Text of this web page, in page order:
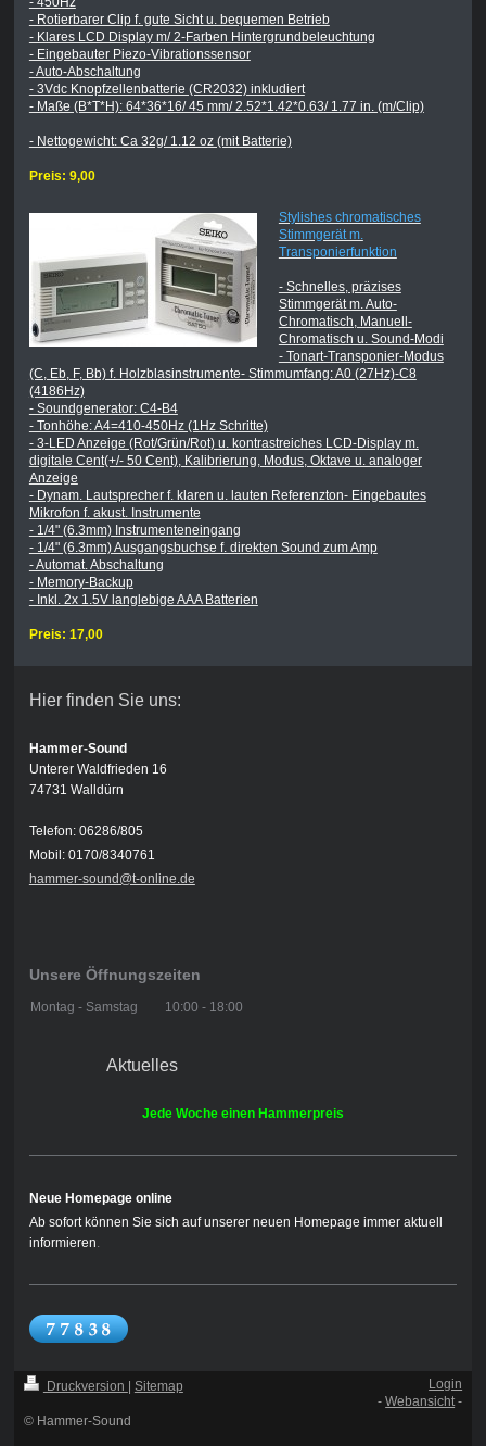
- Rotierbarer Clip f. gute Sicht u. bequemen Betrieb
- Klares LCD Display m/ 2-Farben Hintergrundbeleuchtung
- Eingebauter Piezo-Vibrationssensor
- Auto-Abschaltung
- 3Vdc Knopfzellenbatterie (CR2032) inkludiert
- Maße (B*T*H): 64*36*16/ 45 mm/ 2.52*1.42*0.63/ 1.77 in. (m/Clip)
- Nettogewicht: Ca 32g/ 1.12 oz (mit Batterie)
Preis: 9,00
Stylishes chromatisches
Stimmgerät m.
Transponierfunktion
- Schnelles, präzises
Stimmgerät m. Auto-
Chromatisch, Manuell-
Chromatisch u. Sound-Modi
- Tonart-Transponier-Modus
(C, Eb, F, Bb) f. Holzblasinstrumente- Stimmumfang: A0 (27Hz)-C8
(4186Hz)
- Soundgenerator: C4-B4
- Tonhöhe: A4=410-450Hz (1Hz Schritte)
- 3-LED Anzeige (Rot/Grün/Rot) u. kontrastreiches LCD-Display m.
digitale Cent(+/- 50 Cent), Kalibrierung, Modus, Oktave u. analoger
Anzeige
- Dynam. Lautsprecher f. klaren u. lauten Referenzton- Eingebautes
Mikrofon f. akust. Instrumente
- 1/4" (6.3mm) Instrumenteneingang
- 1/4" (6.3mm) Ausgangsbuchse f. direkten Sound zum Amp
- Automat. Abschaltung
- Memory-Backup
- Inkl. 2x 1.5V langlebige AAA Batterien
Preis: 17,00
Hier finden Sie uns:
Hammer-Sound
Unterer Waldfrieden 16
74731 Walldürn
Telefon: 06286/805
Mobil: 0170/8340761
hammer-sound@t-online.de
Unsere Öffnungszeiten
Montag - Samstag 10:00 - 18:00
Aktuelles
Jede Woche einen Hammerpreis
Neue Homepage online
Ab sofort können Sie sich auf unserer neuen Homepage immer aktuell
informieren.
Druckversion | Sitemap
© Hammer-Sound
Login
-Webansicht-